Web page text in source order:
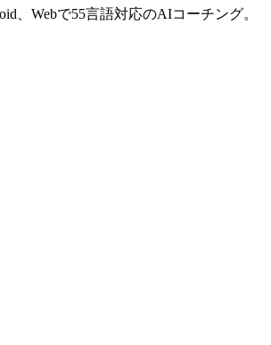
、Webで55言語対応のAIコーチング。